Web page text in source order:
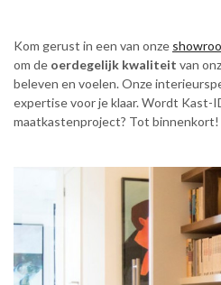
Kom gerust in een van onze
om de oerdegelijk kwaliteit van
beleven en voelen. Onze
expertise voor je klaar. Wordt Kast-
maatkastenproject? Tot binnenkort!